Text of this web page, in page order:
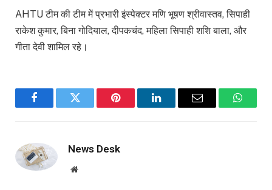
AHTU टीम की टीम में प्रभारी इंस्पेक्टर मणि भूषण श्रीवास्तव, सिपाही
राकेश कुमार, बिना गोदियाल, दीपकचंद, महिला सिपाही शशि बाला, और
गीता देवी शामिल रहे।
FacebookTwitter Pinterest LinkedInEmail
News Desk
Website